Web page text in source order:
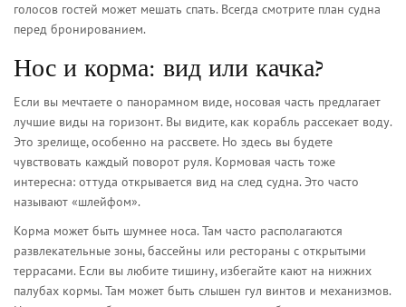
голосов гостей может мешать спать. Всегда смотрите план судна
перед бронированием.
Нос и корма: вид или качка?
Если вы мечтаете о панорамном виде, носовая часть предлагает
лучшие виды на горизонт. Вы видите, как корабль рассекает воду.
Это зрелище, особенно на рассвете. Но здесь вы будете
чувствовать каждый поворот руля. Кормовая часть тоже
интересна: оттуда открывается вид на след судна. Это часто
называют «шлейфом».
Корма может быть шумнее носа. Там часто располагаются
развлекательные зоны, бассейны или рестораны с открытыми
террасами. Если вы любите тишину, избегайте кают на нижних
палубах кормы. Там может быть слышен гул винтов и механизмов.